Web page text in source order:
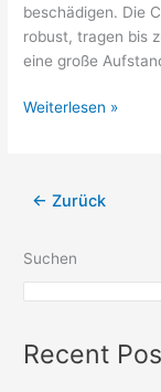
beschädigen. Die
robust, tragen bis
eine große
Weiterlesen »
← Zurück
Suchen
Recent